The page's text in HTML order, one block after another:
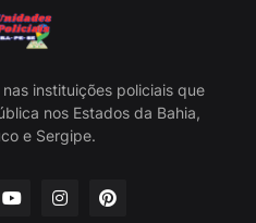
instituições policiais que
nos Estados da Bahia,
e Sergipe.